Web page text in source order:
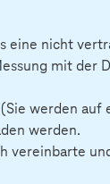
eine nicht
mit der
(Sie werden auf
werden.
vereinbarte